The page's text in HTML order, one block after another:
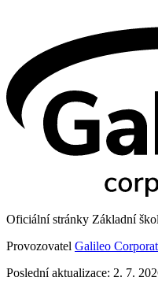
Oficiální stránky Základní
Provozovatel Galileo
Poslední aktualizace: 2. 7.